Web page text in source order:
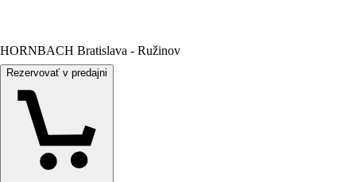
HORNBACH Bratislava - Ružinov
Rezervovať v predajni